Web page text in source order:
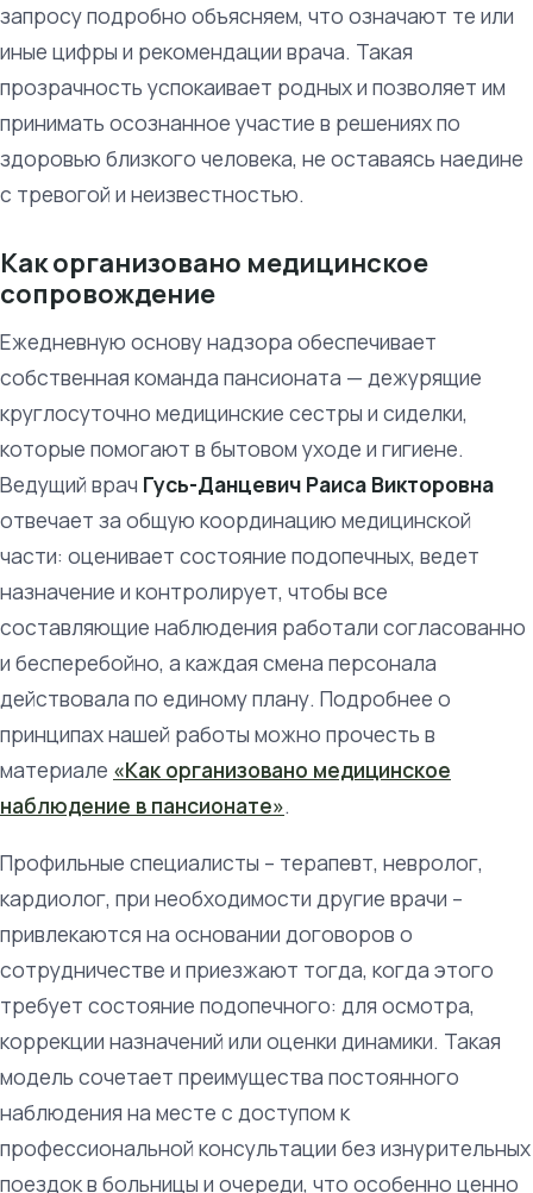
запросу подробно объясняем, что означают те или
иные цифры и рекомендации врача. Такая
прозрачность успокаивает родных и позволяет им
принимать осознанное участие в решениях по
здоровью близкого человека, не оставаясь наедине
с тревогой и неизвестностью.
Как организовано медицинское
сопровождение
Ежедневную основу надзора обеспечивает
собственная команда пансионата — дежурящие
круглосуточно медицинские сестры и сиделки,
которые помогают в бытовом уходе и гигиене.
Ведущий врач Гусь-Данцевич Раиса Викторовна
отвечает за общую координацию медицинской
части: оценивает состояние подопечных, ведет
назначение и контролирует, чтобы все
составляющие наблюдения работали согласованно
и бесперебойно, а каждая смена персонала
действовала по единому плану. Подробнее о
принципах нашей работы можно прочесть в
материале «Как организовано медицинское
наблюдение в пансионате».
Профильные специалисты – терапевт, невролог,
кардиолог, при необходимости другие врачи –
привлекаются на основании договоров о
сотрудничестве и приезжают тогда, когда этого
требует состояние подопечного: для осмотра,
коррекции назначений или оценки динамики. Такая
модель сочетает преимущества постоянного
наблюдения на месте с доступом к
профессиональной консультации без изнурительных
поездок в больницы и очереди, что особенно ценно